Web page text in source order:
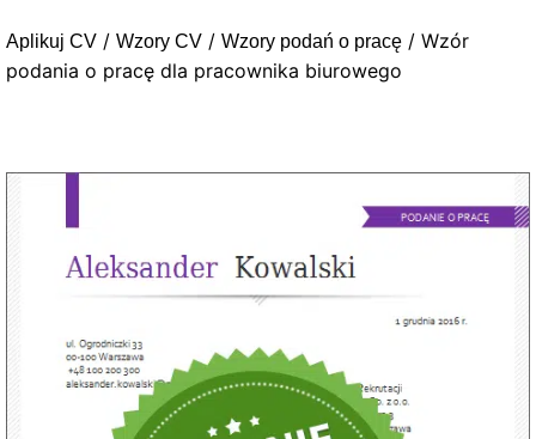
Aplikuj CV / Wzory CV / Wzory podań o pracę / Wzór
podania o pracę dla pracownika biurowego